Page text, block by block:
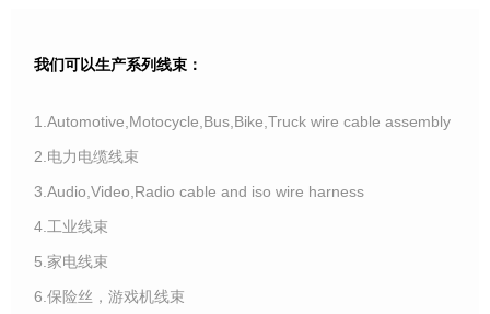
我们可以生产系列线束：
1.Automotive,Motocycle,Bus,Bike,Truck wire cable assembly
2.电力电缆线束
3.Audio,Video,Radio cable and iso wire harness
4.工业线束
5.家电线束
6.保险丝，游戏机线束